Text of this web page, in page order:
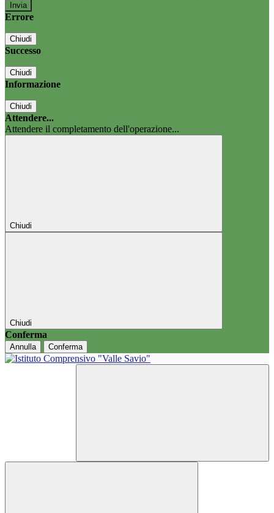
Errore
Chiudi
Successo
Chiudi
Informazione
Chiudi
Attendere...
Attendere il completamento dell'operazione...
Chiudi
Chiudi
Conferma
Annulla Conferma